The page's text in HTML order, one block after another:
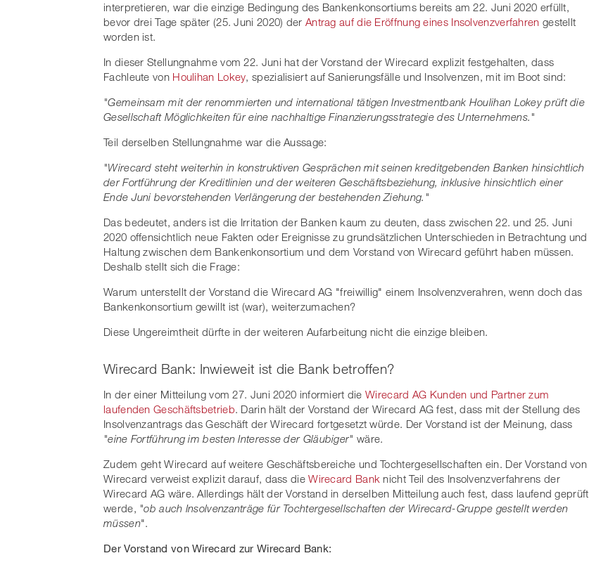
interpretieren, war die einzige Bedingung des Bankenkonsortiums bereits am 22. Juni 2020 erfüllt,
bevor drei Tage später (25. Juni 2020) der Antrag auf die Eröffnung eines Insolvenzverfahren gestellt
worden ist.
In dieser Stellungnahme vom 22. Juni hat der Vorstand der Wirecard explizit festgehalten, dass
Fachleute von Houlihan Lokey, spezialisiert auf Sanierungsfälle und Insolvenzen, mit im Boot sind:
"Gemeinsam mit der renommierten und international tätigen Investmentbank Houlihan Lokey prüft die
Gesellschaft Möglichkeiten für eine nachhaltige Finanzierungsstrategie des Unternehmens."
Teil derselben Stellungnahme war die Aussage:
"Wirecard steht weiterhin in konstruktiven Gesprächen mit seinen kreditgebenden Banken hinsichtlich
der Fortführung der Kreditlinien und der weiteren Geschäftsbeziehung, inklusive hinsichtlich einer
Ende Juni bevorstehenden Verlängerung der bestehenden Ziehung."
Das bedeutet, anders ist die Irritation der Banken kaum zu deuten, dass zwischen 22. und 25. Juni
2020 offensichtlich neue Fakten oder Ereignisse zu grundsätzlichen Unterschieden in Betrachtung und
Haltung zwischen dem Bankenkonsortium und dem Vorstand von Wirecard geführt haben müssen.
Deshalb stellt sich die Frage:
Warum unterstellt der Vorstand die Wirecard AG "freiwillig" einem Insolvenzverahren, wenn doch das
Bankenkonsortium gewillt ist (war), weiterzumachen?
Diese Ungereimtheit dürfte in der weiteren Aufarbeitung nicht die einzige bleiben.
Wirecard Bank: Inwieweit ist die Bank betroffen?
In der einer Mitteilung vom 27. Juni 2020 informiert dieWirecard AG Kunden und Partner zum
laufenden Geschäftsbetrieb. Darin hält der Vorstand der Wirecard AG fest, dass mit der Stellung des
Insolvenzantrags das Geschäft der Wirecard fortgesetzt würde. Der Vorstand ist der Meinung, dass
"eine Fortführung im besten Interesse der Gläubiger" wäre.
Zudem geht Wirecard auf weitere Geschäftsbereiche und Tochtergesellschaften ein. Der Vorstand von
Wirecard verweist explizit darauf, dass dieWirecard Bank nicht Teil des Insolvenzverfahrens der
Wirecard AG wäre. Allerdings hält der Vorstand in derselben Mitteilung auch fest, dass laufend geprüft
werde, "ob auch Insolvenzanträge für Tochtergesellschaften der Wirecard-Gruppe gestellt werden
müssen".
Der Vorstand von Wirecard zur Wirecard Bank: